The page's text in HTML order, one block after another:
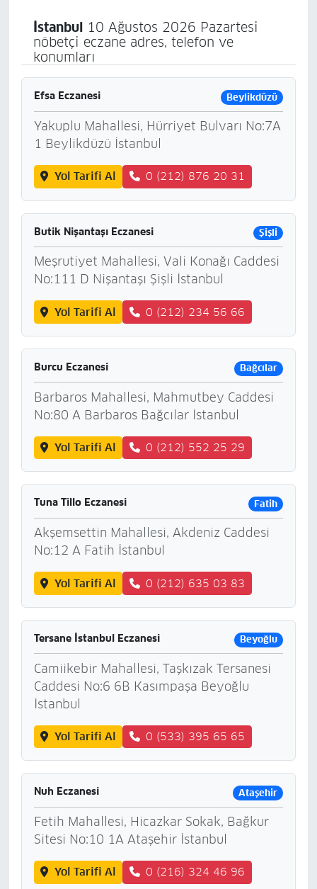
İstanbul10 Ağustos 2026 Pazartesi
nöbetçi eczane adres, telefon ve
konumları
Efsa Eczanesi Beylikdüzü
Yakuplu Mahallesi, Hürriyet Bulvarı No:7A
1 Beylikdüzü İstanbul
Yol Tarifi Al 0 (212) 876 20 31
Butik Nişantaşı Eczanesi Şişli
Meşrutiyet Mahallesi, Vali Konağı Caddesi
No:111 D Nişantaşı Şişli İstanbul
Yol Tarifi Al 0 (212) 234 56 66
Burcu Eczanesi Bağcılar
Barbaros Mahallesi, Mahmutbey Caddesi
No:80 A Barbaros Bağcılar İstanbul
Yol Tarifi Al 0 (212) 552 25 29
Tuna Tillo Eczanesi Fatih
Akşemsettin Mahallesi, Akdeniz Caddesi
No:12 A Fatih İstanbul
Yol Tarifi Al 0 (212) 635 03 83
Tersane İstanbul Eczanesi Beyoğlu
Camiikebir Mahallesi, Taşkızak Tersanesi
Caddesi No:6 6B Kasımpaşa Beyoğlu
İstanbul
Yol Tarifi Al 0 (533) 395 65 65
Nuh Eczanesi Ataşehir
Fetih Mahallesi, Hicazkar Sokak, Bağkur
Sitesi No:10 1A Ataşehir İstanbul
Yol Tarifi Al 0 (216) 324 46 96